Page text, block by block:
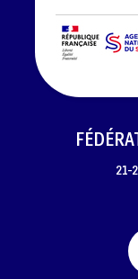
21-